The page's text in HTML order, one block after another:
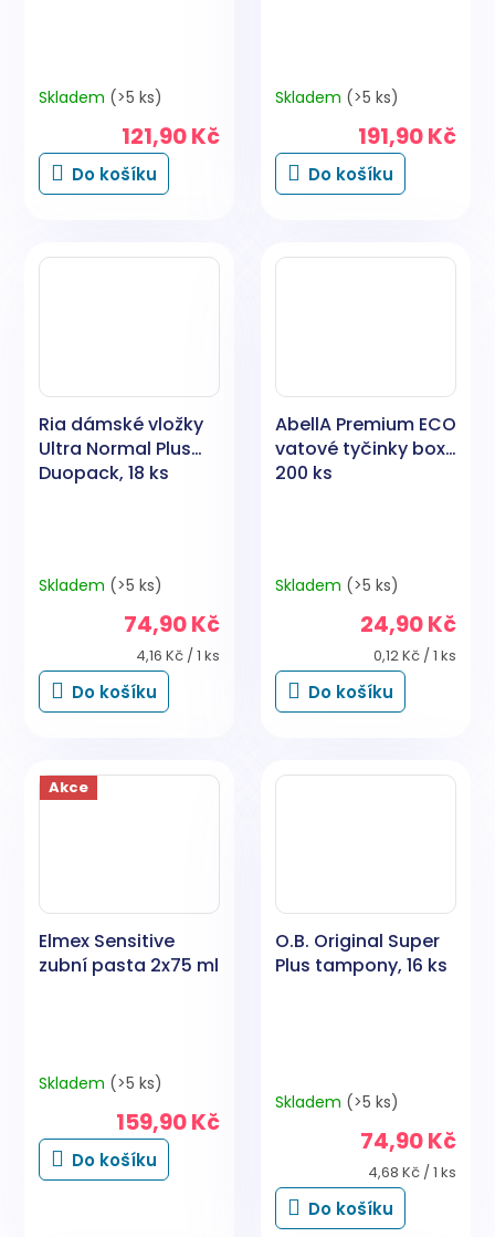
Skladem (>5 ks)
121,90 Kč
Do košíku
Skladem (>5 ks)
191,90 Kč
Do košíku
Ria dámské vložky
Ultra Normal Plus
Duopack, 18 ks
Skladem (>5 ks)
74,90 Kč
Měrná
cena:
4,16 Kč / 1 ks
Do košíku
AbellA Premium ECO
vatové tyčinky box,
200 ks
Skladem (>5 ks)
24,90 Kč
Měrná
cena:
0,12 Kč / 1 ks
Do košíku
Akce
Elmex Sensitive
zubní pasta 2x75 ml
Průměrné
je
5,0
Skladem (>5 ks)
159,90 Kč
Do košíku
O.B. Original Super
Plus tampony, 16 ks
Skladem (>5 ks)
74,90 Kč
Měrná
cena:
4,68 Kč / 1 ks
Do košíku